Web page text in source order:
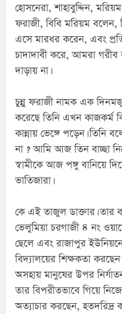
হোসনেরা, শাহাবুদ্দিন,
ফরাজী, বিবি মরিয়ম
এসে মারধর করেন, এবং
চাদাদাবী করে, আমরা
দাড়ায় না।
চুন্নু ফরাজী নামক এক
করেছে তিনি এখন কাজকর্ম
কান্নায় ভেঙ্গে পড়েন।
না ? আমি আজ তিন বাচ্ছা
স্বামীকে আজ পঙ্গু বানিয়ে
ভাতিজারা।
কে এই তাজুল ডাক্তার। তার
ভেলুমিয়া চরগাজী ৪ নং
ছেলে এবং রাজাপুর
বিদ্যালয়ের শিক্ষকতা
অসহায় মানুষের উপর
তার বিপরীতভাবে গিয়ে
অত্যাচার করছেন,